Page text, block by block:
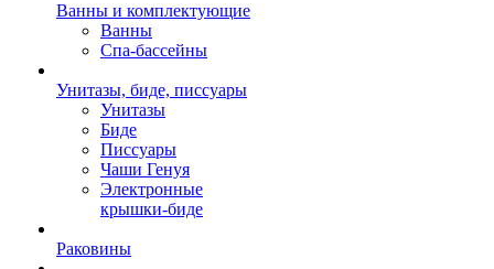
Ванны и комплектующие
Ванны
Спа-бассейны
Унитазы, биде, писсуары
Унитазы
Биде
Писсуары
Чаши Генуя
Электронные
крышки-биде
Раковины